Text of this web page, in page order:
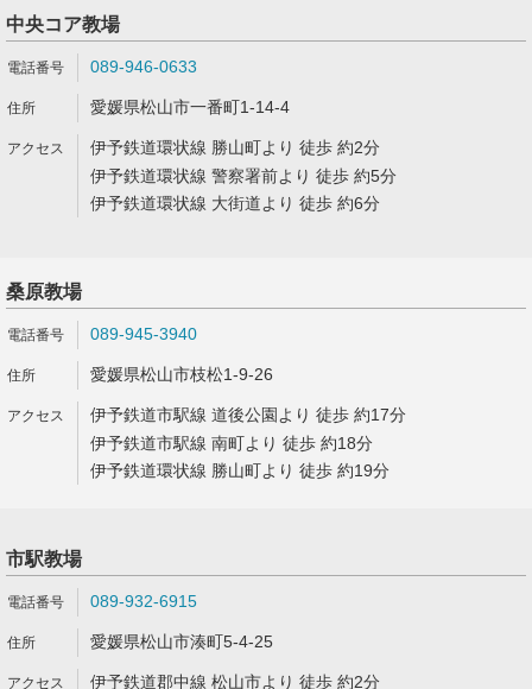
中央コア教場
089-946-0633
愛媛県松山市一番町1-14-4
伊予鉄道環状線 勝山町より 徒歩 約2分
伊予鉄道環状線 警察署前より 徒歩 約5分
伊予鉄道環状線 大街道より 徒歩 約6分
桑原教場
089-945-3940
愛媛県松山市枝松1-9-26
伊予鉄道市駅線 道後公園より 徒歩 約17分
伊予鉄道市駅線 南町より 徒歩 約18分
伊予鉄道環状線 勝山町より 徒歩 約19分
市駅教場
089-932-6915
愛媛県松山市湊町5-4-25
伊予鉄道郡中線 松山市より 徒歩 約2分